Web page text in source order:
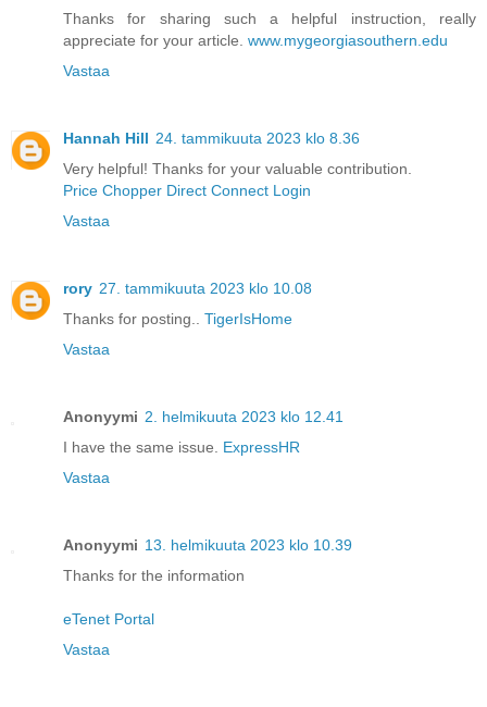
Thanks for sharing such a helpful instruction, really
appreciate for your article. www.mygeorgiasouthern.edu
Vastaa
Hannah Hill 24. tammikuuta 2023 klo 8.36
Very helpful! Thanks for your valuable contribution.
Price Chopper Direct Connect Login
Vastaa
rory 27. tammikuuta 2023 klo 10.08
Thanks for posting.. TigerIsHome
Vastaa
Anonyymi 2. helmikuuta 2023 klo 12.41
I have the same issue. ExpressHR
Vastaa
Anonyymi 13. helmikuuta 2023 klo 10.39
Thanks for the information
eTenet Portal
Vastaa